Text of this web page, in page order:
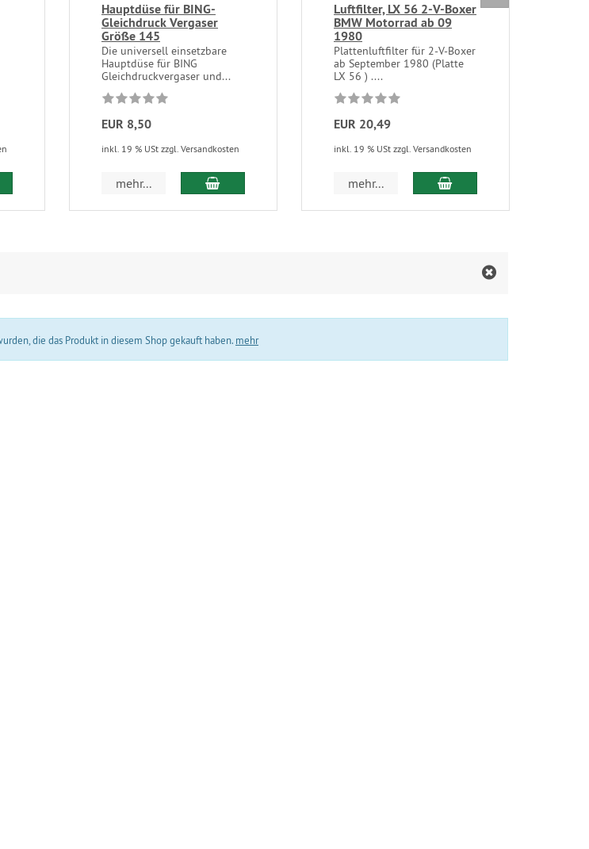
Warenkorb
Hauptdüse für BING-
Gleichdruck Vergaser
Größe 145
Die universell einsetzbare
Hauptdüse für BING
Gleichdruckvergaser und...
EUR 8,50
inkl. 19 % USt zzgl. Versandkosten
mehr... In den Warenkorb
Luftfilter, LX 56 2-V-Boxer
BMW Motorrad ab 09
1980
Plattenluftfilter für 2-V-Boxer
ab September 1980 (Platte
LX 56 ) ....
EUR 20,49
inkl. 19 % USt zzgl. Versandkosten
mehr... In den Warenkorb
die das Produkt in diesem Shop gekauft haben. mehr